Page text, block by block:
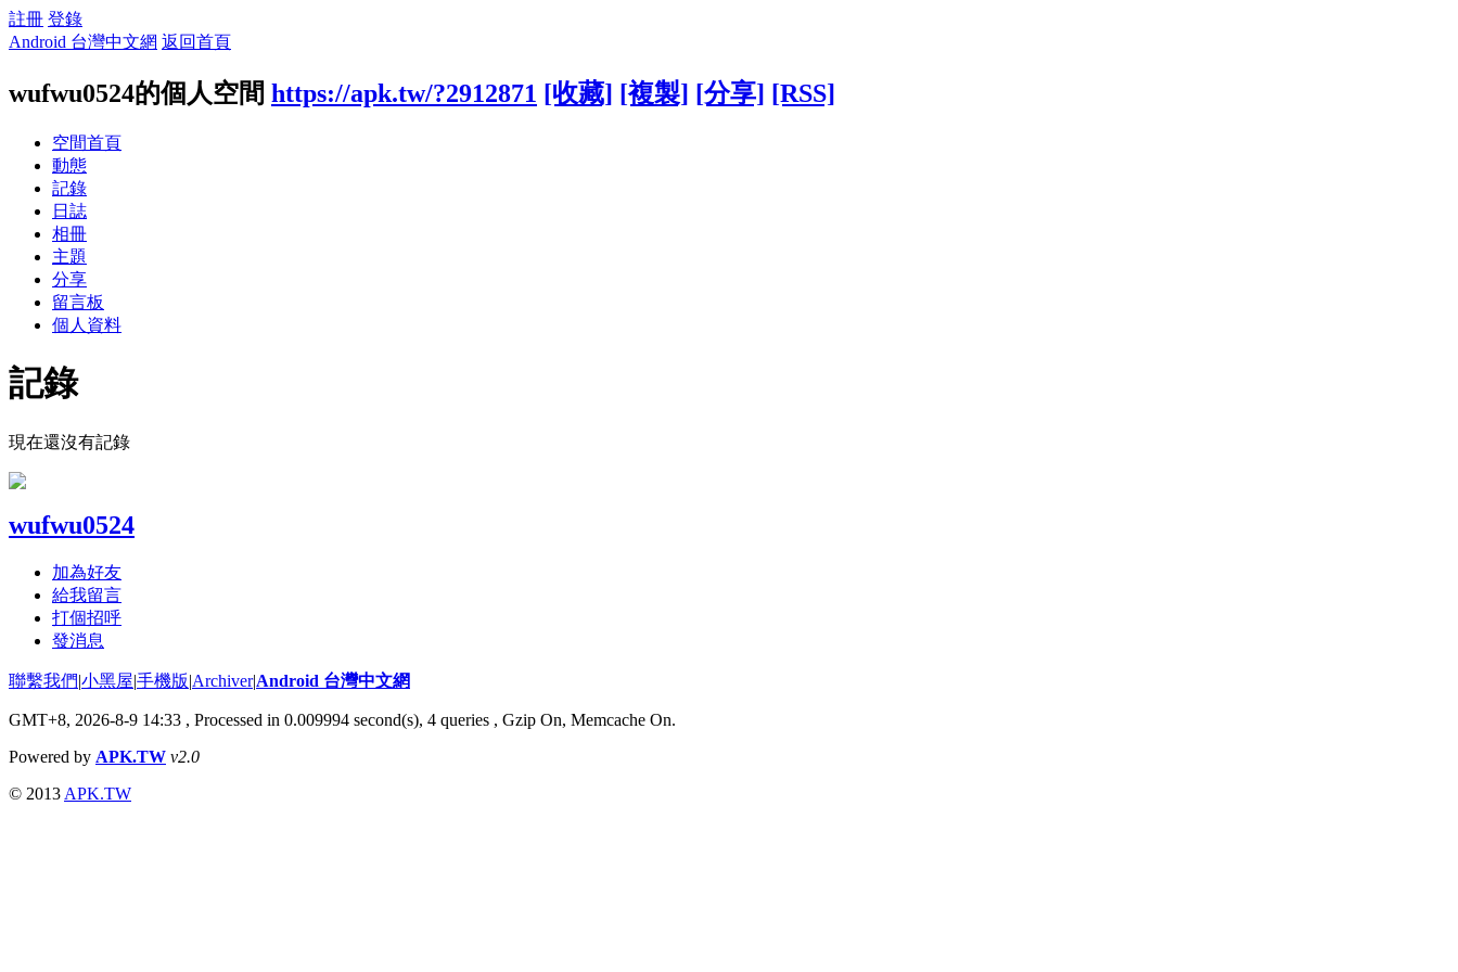
註冊 登錄
Android 台灣中文網 返回首頁
wufwu0524的個人空間 https://apk.tw/?2912871 [收藏] [複製] [分享] [RSS]
空間首頁
動態
記錄
日誌
相冊
主題
分享
留言板
個人資料
記錄
現在還沒有記錄
wufwu0524
加為好友
給我留言
打個招呼
發消息
聯繫我們|小黑屋|手機版|Archiver|Android 台灣中文網
GMT+8, 2026-8-9 14:33 , Processed in 0.009994 second(s), 4 queries , Gzip On, Memcache On.
Powered by APK.TW v2.0
© 2013 APK.TW